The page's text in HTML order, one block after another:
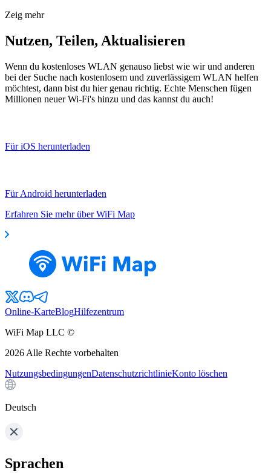
Zeig mehr
Nutzen, Teilen, Aktualisieren
Wenn du kostenloses WLAN genauso liebst wie wir und anderen
bei der Suche nach kostenlosem und zuverlässigem WLAN helfen
möchtest, dann bist du hier genau richtig. Echte Menschen fügen
Millionen neuer Wi-Fi's hinzu und das kannst du auch!
Für iOS herunterladen
Für Android herunterladen
Erfahren Sie mehr über WiFi Map
Online-KarteBlogHilfezentrum
WiFi Map LLC ©
2026 Alle Rechte vorbehalten
NutzungsbedingungenDatenschutzrichtlinieKonto löschen
Deutsch
Sprachen